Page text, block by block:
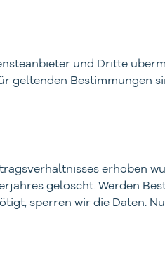
und Dritte
geltenden Bestimmungen
erhoben
gelöscht. Werden
sperren wir die Daten.